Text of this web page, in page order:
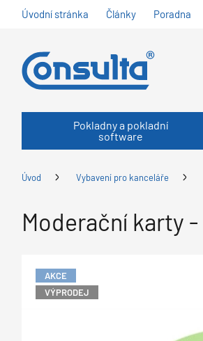
Úvodní stránka Články Poradna
Pokladny a pokladní
software
Úvod Vybavení pro kanceláře
Moderační karty
AKCE
VÝPRODEJ